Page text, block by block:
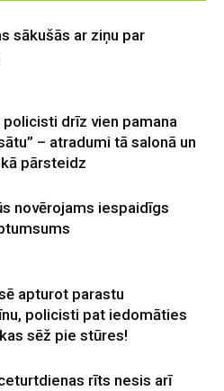
sākušās ar ziņu par
drīz vien pamana
– atradumi tā salonā un
pārsteidz
novērojams iespaidīgs
apturot parastu
policisti pat iedomāties
sēž pie stūres!
rīts nesis arī